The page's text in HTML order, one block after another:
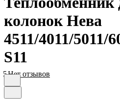
колонок Нева
4511/4011/5011/
S11
5Нет отзывов